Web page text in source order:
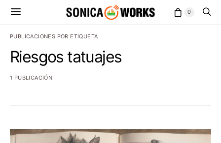
0
PUBLICACIONES POR ETIQUETA
Riesgos tatuajes
1 PUBLICACIÓN